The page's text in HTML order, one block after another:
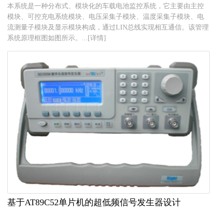
本系统是一种分布式、模块化的车载电池监控系统，它主要由主控
模块、可控充电系统模块、电压采集子模块、温度采集子模块、电
流测量子模块及显示模块构成，通过LIN总线实现相互通信。该管理
系统原理框图如图所示。...[详情]
基于AT89C52单片机的超低频信号发生器设计